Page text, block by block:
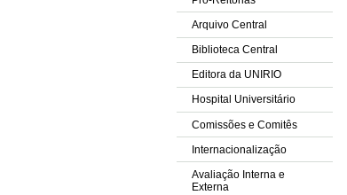
Arquivo Central
Biblioteca Central
Editora da UNIRIO
Hospital Universitário
Comissões e Comitês
Internacionalização
Avaliação Interna e
Externa